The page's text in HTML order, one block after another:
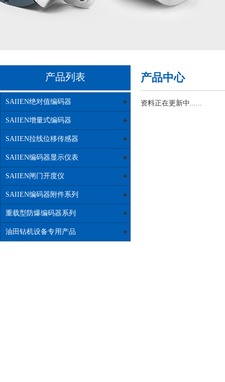
产品列表
SAIIEN绝对值编码器
SAIIEN增量式编码器
SAIIEN拉线位移传感器
SAIIEN编码器显示仪表
SAIIEN闸门开度仪
SAIIEN编码器附件系列
重载型防爆编码器系列
油田钻机设备专用产品
产品中心
资料正在更新中......